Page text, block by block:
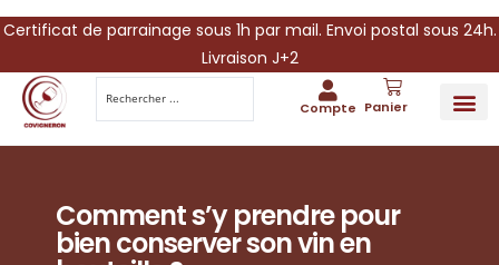
Certificat de parrainage sous 1h par mail. Envoi postal sous 24h.
Livraison J+2
Compte Panier
Comment s’y prendre pour
bien conserver son vin en